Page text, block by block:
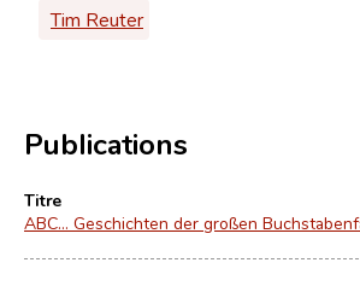
Tim Reuter
Publications
Titre
ABC… Geschichten der großen